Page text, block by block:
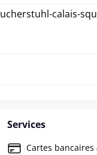
Services
Cartes bancaires